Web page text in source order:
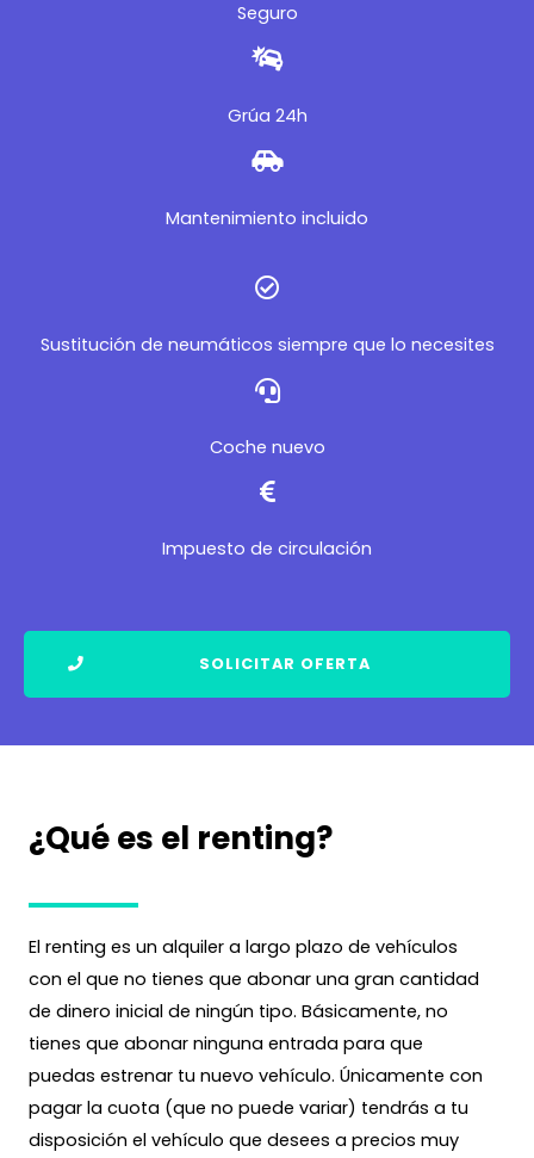
Seguro
Grúa 24h
Mantenimiento incluido
Sustitución de neumáticos siempre que lo necesites
Coche nuevo
Impuesto de circulación
SOLICITAR OFERTA
¿Qué es el renting?
El renting es un alquiler a largo plazo de vehículos
con el que no tienes que abonar una gran cantidad
de dinero inicial de ningún tipo. Básicamente, no
tienes que abonar ninguna entrada para que
puedas estrenar tu nuevo vehículo. Únicamente con
pagar la cuota (que no puede variar) tendrás a tu
disposición el vehículo que desees a precios muy